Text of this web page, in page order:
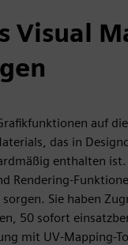
Visual
auf
das in
enthalten
Rendering-
Sie haben
50 sofort
mit UV-Mapping-